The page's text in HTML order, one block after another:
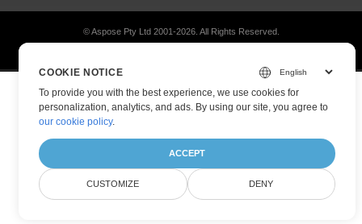
© Aspose Pty Ltd 2001-2026. All Rights Reserved.
COOKIE NOTICE
To provide you with the best experience, we use cookies for
personalization, analytics, and ads. By using our site, you agree to
our cookie policy.
ACCEPT
CUSTOMIZE DENY